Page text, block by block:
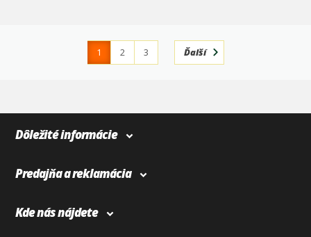
1 2
3
Ďalší
Dôležité informácie
Predajňa a reklamácia
Kde nás nájdete